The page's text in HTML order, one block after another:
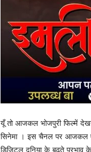
यूँ तो आजकल भोजपुरी फिल्में
सिनेमा । इस चैनल पर आजकल
डिजिटल दुनिया के बढ़ते